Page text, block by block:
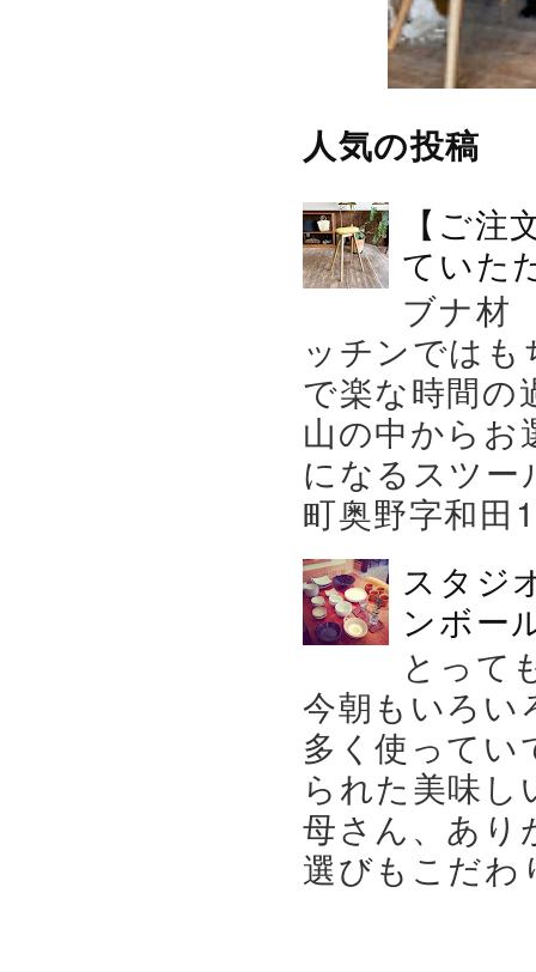
人気の投稿
【ご
ていた
ブナ材
ッチンでは
で楽な時間の
山の中から
になるスツー
町奥野字和
スタジ
ンボー
とって
今朝もいろい
多く使ってい
られた美味
母さん、あり
選びもこだ